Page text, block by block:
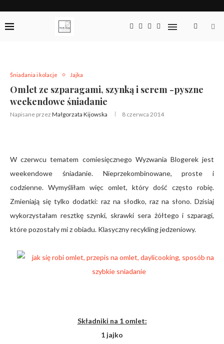
Śniadania i kolacje Jajka
Omlet ze szparagami, szynką i serem -pyszne
weekendowe śniadanie
Napisane przez Małgorzata Kijowska 8 czerwca 2014
W czerwcu tematem comiesięcznego Wyzwania Blogerek jest
weekendowe śniadanie. Nieprzekombinowane, proste i
codzienne. Wymyśliłam więc omlet, który dość często robię.
Zmieniają się tylko dodatki: raz na słodko, raz na słono. Dzisiaj
wykorzystałam resztkę szynki, skrawki sera żółtego i szparagi,
które pozostały mi z obiadu. Klasyczny recykling jedzeniowy.
Składniki na 1 omlet:
1 jajko